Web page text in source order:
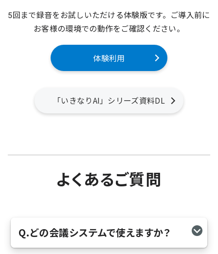
5回まで録音をお試しいただける体験版です。ご導入前に
お客様の環境での動作をご確認ください。
体験利用
「いきなりAI」シリーズ資料DL
よくあるご質問
Q.どの会議システムで使えますか？